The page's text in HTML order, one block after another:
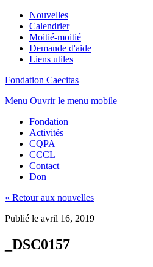
Nouvelles
Calendrier
Moitié-moitié
Demande d'aide
Liens utiles
Fondation Caecitas
Menu Ouvrir le menu mobile
Fondation
Activités
CQPA
CCCL
Contact
Don
« Retour aux nouvelles
Publié le avril 16, 2019 |
_DSC0157